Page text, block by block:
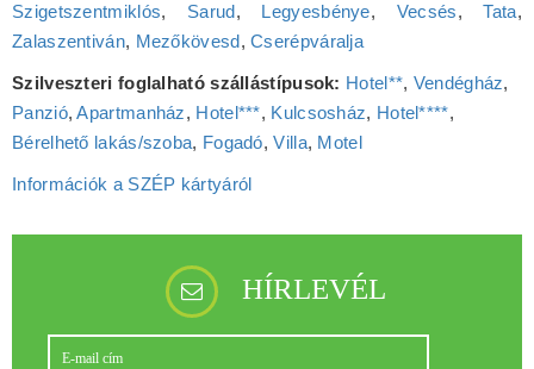
Szigetszentmiklós, Sarud, Legyesbénye, Vecsés,Tata,
Zalaszentiván, Mezőkövesd,Cserépváralja
Szilveszteri foglalható szállástípusok: Hotel**, Vendégház,
Panzió,Apartmanház, Hotel***, Kulcsosház, Hotel****,
Bérelhető lakás/szoba, Fogadó,Villa, Motel
Információk a SZÉP kártyáról
HÍRLEVÉL